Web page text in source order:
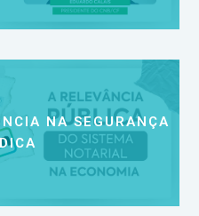
NA SEGURANÇA